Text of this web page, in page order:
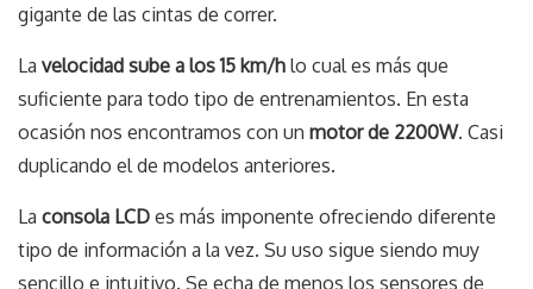
gigante de las cintas de correr.
La velocidad sube a los 15 km/h lo cual es más que
suficiente para todo tipo de entrenamientos. En esta
ocasión nos encontramos con un motor de 2200W. Casi
duplicando el de modelos anteriores.
La consola LCD es más imponente ofreciendo diferente
tipo de información a la vez. Su uso sigue siendo muy
sencillo e intuitivo. Se echa de menos los sensores de